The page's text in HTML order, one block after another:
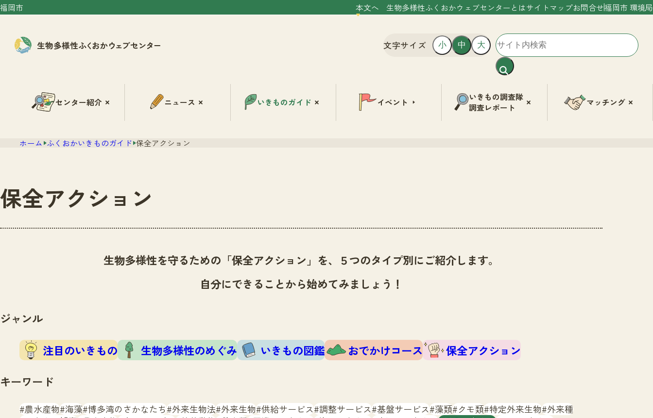
福岡市 本文へ 生物多様性ふくおかウェブセンターとはサイトマップお問合せ福岡市 環境局
文字サイズ 小 中 大
センター紹介 ニュース いきものガイド イベント
いきもの調査隊
調査レポート
マッチング
ホーム ふくおかいきものガイド 保全アクション
保全アクション
生物多様性を守るための「保全アクション」を、５つのタイプ別にご紹介します。
自分にできることから始めてみましょう！
ジャンル
注目のいきもの 生物多様性のめぐみ いきもの図鑑 おでかけコース
保全アクション
キーワード
農水産物 海藻 博多湾のさかなたち 外来生物法 外来生物 供給サービス 調整サービス 基盤サービス 藻類 クモ類 特定外来生物 外来種